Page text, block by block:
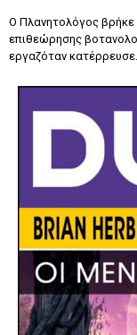
Ο Πλανητολόγος βρήκε
επιθεώρησης
εργαζόταν κατέρρευσε.